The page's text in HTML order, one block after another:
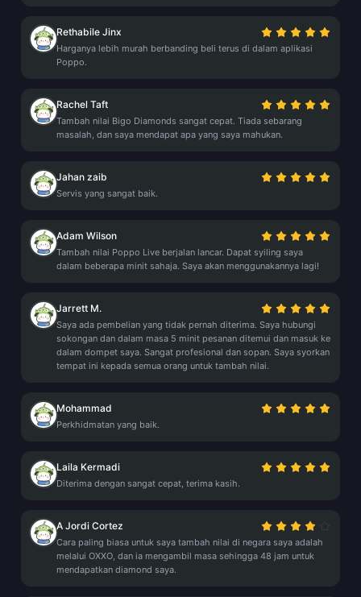
Rethabile Jinx
Harganya lebih murah berbanding beli terus di dalam aplikasi
Poppo.
Rachel Taft
Tambah nilai Bigo Diamonds sangat cepat. Tiada sebarang
masalah, dan saya mendapat apa yang saya mahukan.
Jahan zaib
Servis yang sangat baik.
Adam Wilson
Tambah nilai Poppo Live berjalan lancar. Dapat syiling saya
dalam beberapa minit sahaja. Saya akan menggunakannya lagi!
Jarrett M.
Saya ada pembelian yang tidak pernah diterima. Saya hubungi
sokongan dan dalam masa 5 minit pesanan ditemui dan masuk ke
dalam dompet saya. Sangat profesional dan sopan. Saya syorkan
tempat ini kepada semua orang untuk tambah nilai.
Mohammad
Perkhidmatan yang baik.
Laila Kermadi
Diterima dengan sangat cepat, terima kasih.
A Jordi Cortez
Cara paling biasa untuk saya tambah nilai di negara saya adalah
melalui OXXO, dan ia mengambil masa sehingga 48 jam untuk
mendapatkan diamond saya.